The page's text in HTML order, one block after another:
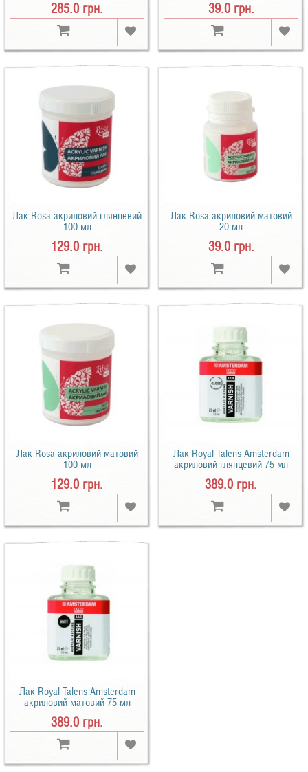
285.0 грн. 39.0 грн.
Лак Rosa акриловий глянцевий
100 мл
129.0 грн.
Лак Rosa акриловий матовий
20 мл
39.0 грн.
Лак Rosa акриловий матовий
100 мл
129.0 грн.
Лак Royal Talens Amsterdam
акриловий глянцевий 75 мл
389.0 грн.
Лак Royal Talens Amsterdam
акриловий матовий 75 мл
389.0 грн.